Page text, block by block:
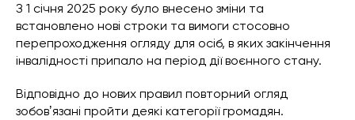
З 1 січня 2025 року було внесено зміни та
встановлено нові строки та вимоги стосовно
перепроходження огляду для осіб, в яких закінчення
інвалідності припало на період дії воєнного стану.
Відповідно до нових правил повторний огляд
зобовʼязані пройти деякі категорії громадян.